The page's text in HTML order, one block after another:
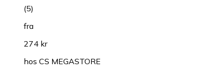
(5)
fra
274 kr
hos CS MEGASTORE